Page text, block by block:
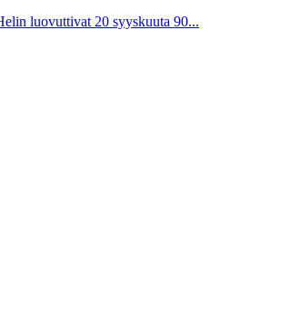
luovuttivat 20 syyskuuta 90...